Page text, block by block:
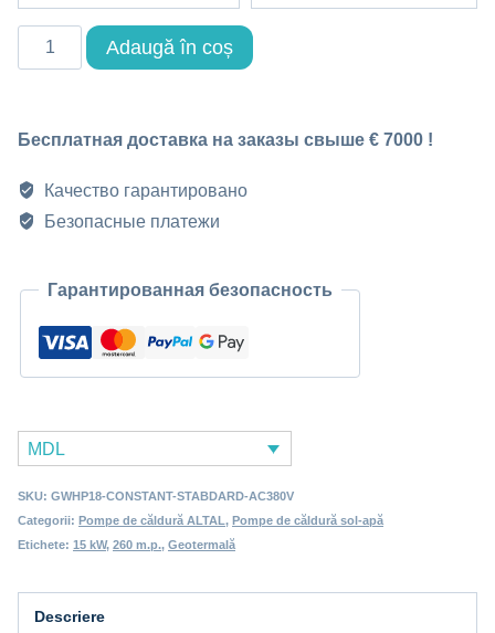
Cantitate
грунт-
вода
18
GWHP18
Adaugă în coș
Бесплатная доставка на заказы свыше € 7000 !
Качество гарантировано
Безопасные платежи
Гарантированная безопасность
MDL
SKU: GWHP18-CONSTANT-STABDARD-AC380V
Categorii: Pompe de căldură ALTAL, Pompe de căldură sol-apă
Etichete: 15 kW, 260 m.p., Geotermală
Descriere